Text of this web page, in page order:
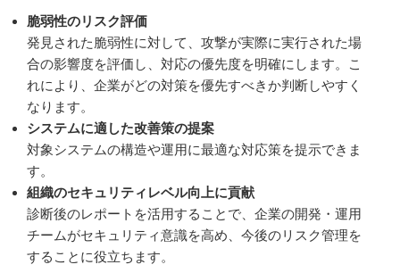
脆弱性のリスク評価
発見された脆弱性に対して、攻撃が実際に実行された場
合の影響度を評価し、対応の優先度を明確にします。こ
れにより、企業がどの対策を優先すべきか判断しやすく
なります。
システムに適した改善策の提案
対象システムの構造や運用に最適な対応策を提示できま
す。
組織のセキュリティレベル向上に貢献
診断後のレポートを活用することで、企業の開発・運用
チームがセキュリティ意識を高め、今後のリスク管理を
することに役立ちます。